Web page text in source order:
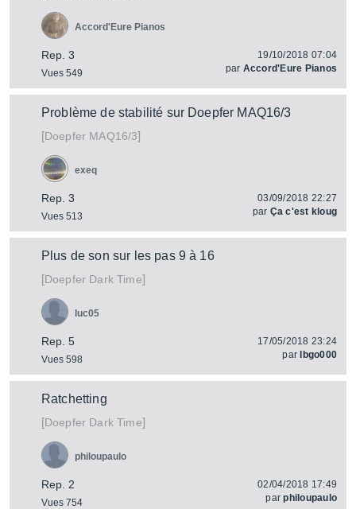
Rep. 3
Vues 549
Accord'Eure Pianos
19/10/2018 07:04
par Accord'Eure Pianos
Problème de stabilité sur Doepfer MAQ16/3
[Doepfer MAQ16/3]
Rep. 3
Vues 513
exeq
03/09/2018 22:27
par Ça c'est kloug
Plus de son sur les pas 9 à 16
[Doepfer Dark Time]
Rep. 5
Vues 598
luc05
17/05/2018 23:24
par
lbgo000
Ratchetting
[Doepfer Dark Time]
Rep. 2
Vues 754
philoupaulo
02/04/2018 17:49
parphiloupaulo